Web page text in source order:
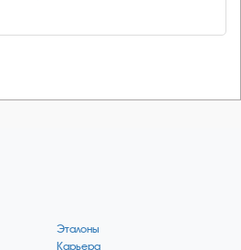
Эталоны
Карьера